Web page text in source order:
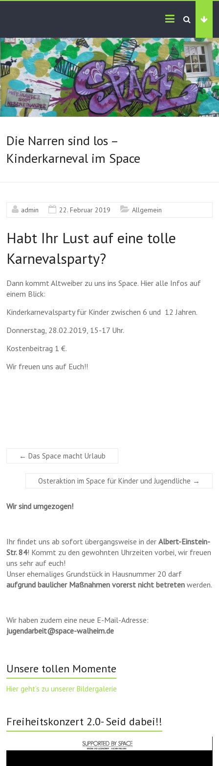
Die Narren sind los –
Kinderkarneval im Space
admin 22. Februar 2019 Allgemein
Habt Ihr Lust auf eine tolle
Karnevalsparty?
Dann kommt Altweiber zu uns ins Space. Hier alle Infos auf
einem Blick:
Kinderkarnevalsparty für Kinder zwischen 6 und 12 Jahren.
Donnerstag, 28.02.2019, 15-17 Uhr.
Kostenbeitrag 1 €.
Wir freuen uns auf Euch!!
← Das Space macht Urlaub
Osteraktion im Space für Kinder und Jugendliche →
Wir sind umgezogen!
Ihr findet uns ab sofort übergangsweise in derAlbert-Einstein-
Str. 84! Kommt zu den gewohnten Uhrzeiten vorbei, wir freuen
uns sehr auf euch!
Unser ehemaliges Grundstück in Hausnummer 20 darf
aufgrund baulicher Maßnahmen vorerst nicht betreten werden.
Wir haben zudem eine neue E-Mail-Adresse:
jugendarbeit@space-walheim.de
Unsere tollen Momente
Hier geht’s zu unserer Bildergalerie
Freiheitskonzert 2.0- Seid dabei!!
Player